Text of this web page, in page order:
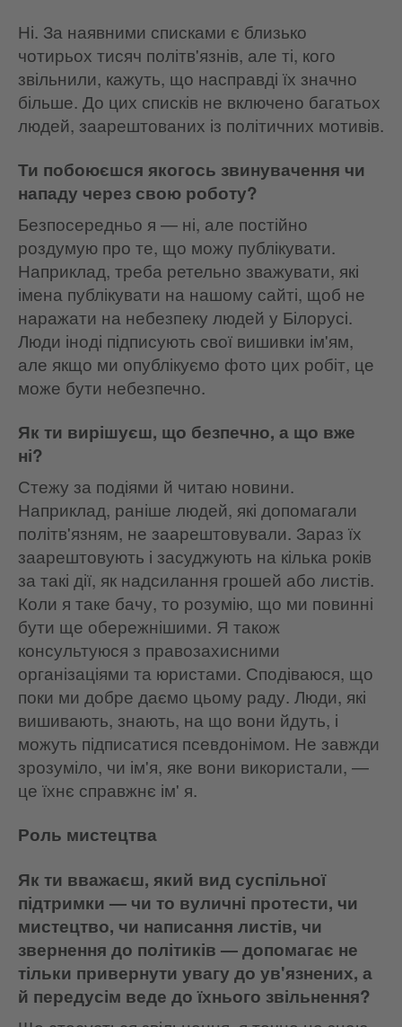
Ні. За наявними списками є близько
чотирьох тисяч політв'язнів, але ті, кого
звільнили, кажуть, що насправді їх значно
більше. До цих списків не включено багатьох
людей, заарештованих із політичних мотивів.
Ти побоюєшся якогось звинувачення чи
нападу через свою роботу?
Безпосередньо я — ні, але постійно
роздумую про те, що можу публікувати.
Наприклад, треба ретельно зважувати, які
імена публікувати на нашому сайті, щоб не
наражати на небезпеку людей у Білорусі.
Люди іноді підписують свої вишивки ім'ям,
але якщо ми опублікуємо фото цих робіт, це
може бути небезпечно.
Як ти вирішуєш, що безпечно, а що вже
ні?
Стежу за подіями й читаю новини.
Наприклад, раніше людей, які допомагали
політв'язням, не заарештовували. Зараз їх
заарештовують і засуджують на кілька років
за такі дії, як надсилання грошей або листів.
Коли я таке бачу, то розумію, що ми повинні
бути ще обережнішими. Я також
консультуюся з правозахисними
організаціями та юристами. Сподіваюся, що
поки ми добре даємо цьому раду. Люди, які
вишивають, знають, на що вони йдуть, і
можуть підписатися псевдонімом. Не завжди
зрозуміло, чи ім'я, яке вони використали, —
це їхнє справжнє ім' я.
Роль мистецтва
Як ти вважаєш, який вид суспільної
підтримки — чи то вуличні протести, чи
мистецтво, чи написання листів, чи
звернення до політиків — допомагає не
тільки привернути увагу до ув'язнених, а
й передусім веде до їхнього звільнення?